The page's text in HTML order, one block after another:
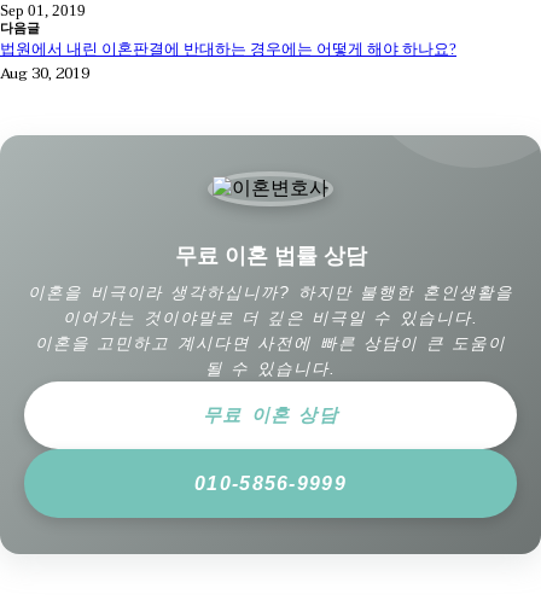
Sep 01, 2019
다음글
법원에서 내린 이혼판결에 반대하는 경우에는 어떻게 해야 하나요?
Aug 30, 2019
무료 이혼 법률 상담
이혼을 비극이라 생각하십니까? 하지만 불행한 혼인생활을
이어가는 것이야말로 더 깊은 비극일 수 있습니다.
이혼을 고민하고 계시다면 사전에 빠른 상담이 큰 도움이
될 수 있습니다.
무료 이혼 상담
010-5856-9999